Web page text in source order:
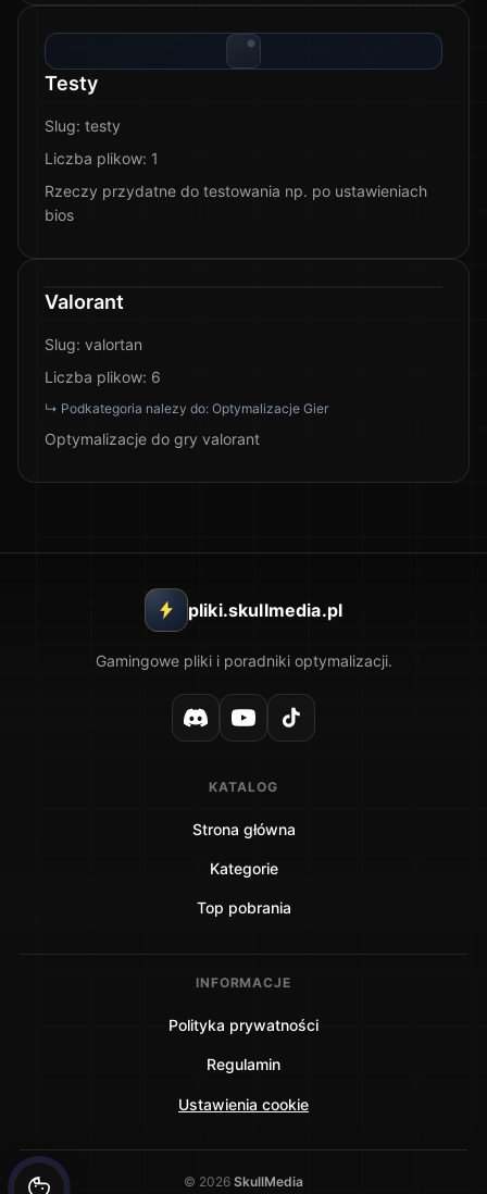
Testy
Slug: testy
Liczba plikow: 1
Rzeczy przydatne do testowania np. po ustawieniach
bios
Valorant
Slug: valortan
Liczba plikow: 6
↳ Podkategoria nalezy do: Optymalizacje Gier
Optymalizacje do gry valorant
pliki.skullmedia.pl
Gamingowe pliki i poradniki optymalizacji.
KATALOG
Strona główna
Kategorie
Top pobrania
INFORMACJE
Polityka prywatności
Regulamin
Ustawienia cookie
© 2026 SkullMedia